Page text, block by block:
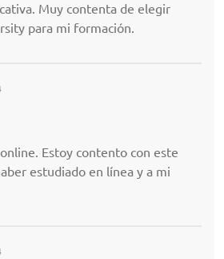
Muy contenta de elegir
para mi formación.
Estoy contento con este
estudiado en línea y a mi